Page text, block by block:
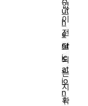
없
이
전
달
되
는
지
확
ut
h
e
nt
ic
at
io
n